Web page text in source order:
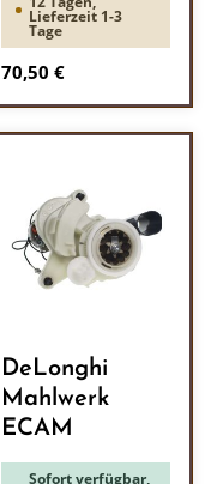
Lieferzeit 1-3
Tage
Regulärer Preis:
70,50 €
DeLonghi
Mahlwerk
ECAM
Sofort verfügbar,